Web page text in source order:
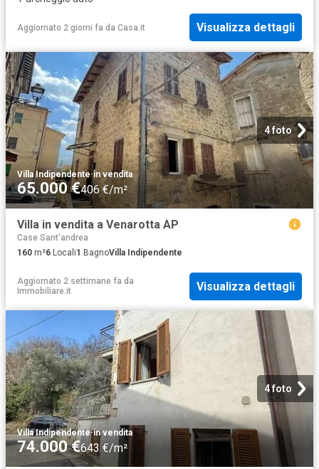
Aggiornato 2 giorni fa da Casa.it Visualizza dettagli
4 foto
Villa Indipendente·in vendita
65.000 €406 €/m²
Villa in vendita a Venarotta AP
Case Sant'andrea
160 m²6 Locali1 BagnoVilla Indipendente
Aggiornato 2 settimane fa da
Immobiliare.it
Visualizza dettagli
4 foto
Villa Indipendente·in vendita
74.000 €643 €/m²